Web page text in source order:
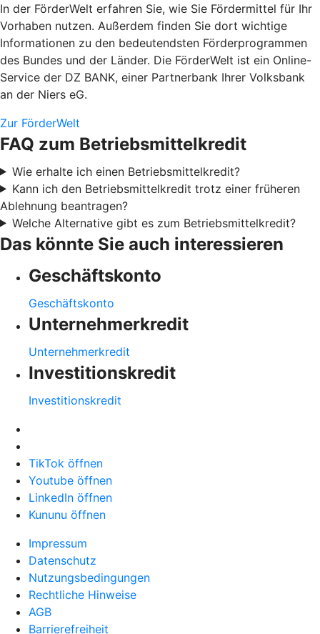
In der FörderWelt erfahren Sie, wie Sie Fördermittel für Ihr
Vorhaben nutzen. Außerdem finden Sie dort wichtige
Informationen zu den bedeutendsten Förderprogrammen
des Bundes und der Länder. Die FörderWelt ist ein Online-
Service der DZ BANK, einer Partnerbank Ihrer Volksbank
an der Niers eG.
Zur FörderWelt
FAQ zum Betriebsmittelkredit
Wie erhalte ich einen Betriebsmittelkredit?
Kann ich den Betriebsmittelkredit trotz einer früheren
Ablehnung beantragen?
Welche Alternative gibt es zum Betriebsmittelkredit?
Das könnte Sie auch interessieren
Geschäftskonto
Geschäftskonto
Unternehmerkredit
Unternehmerkredit
Investitionskredit
Investitionskredit
TikTok öffnen
Youtube öffnen
LinkedIn öffnen
Kununu öffnen
Impressum
Datenschutz
Nutzungsbedingungen
Rechtliche Hinweise
AGB
Barrierefreiheit